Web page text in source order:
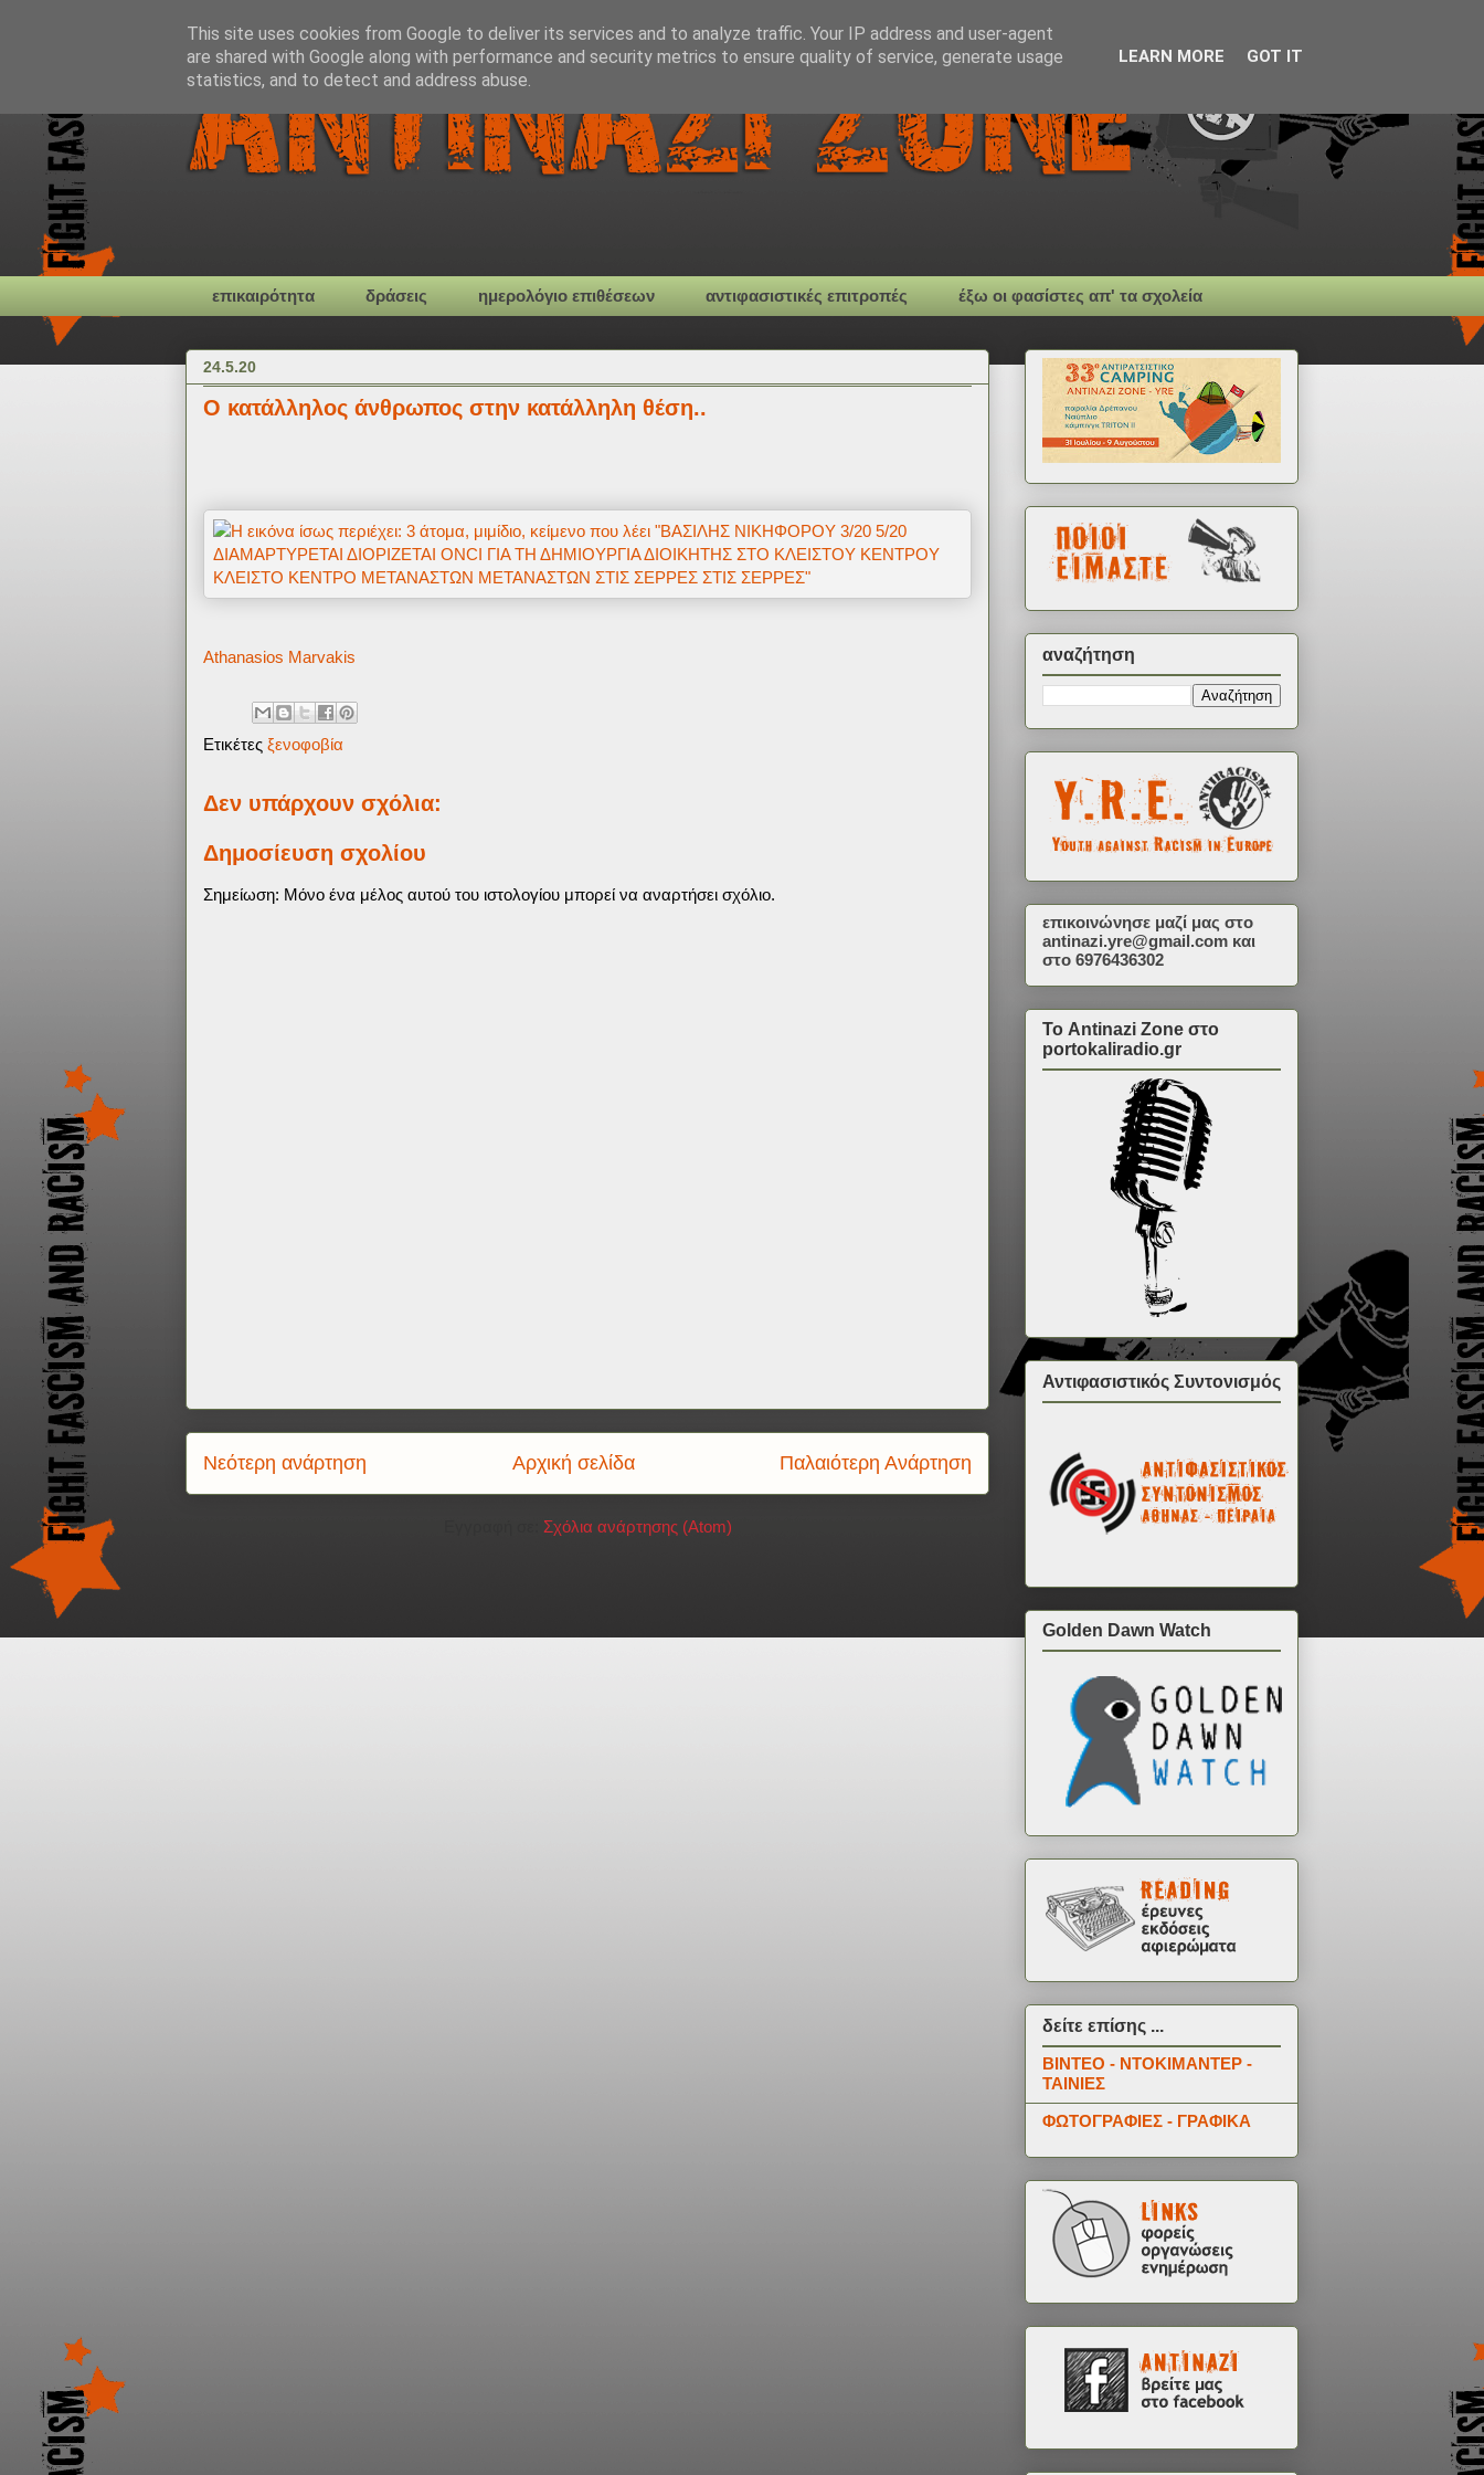
επικαιρότητα δράσεις ημερολόγιο επιθέσεων αντιφασιστικές επιτροπές έξω οι φασίστες απ' τα σχολεία
24.5.20
Ο κατάλληλος άνθρωπος στην κατάλληλη θέση..
Athanasios Marvakis
Ετικέτες ξενοφοβία
Δεν υπάρχουν σχόλια:
Δημοσίευση σχολίου
Σημείωση: Μόνο ένα μέλος αυτού του ιστολογίου μπορεί να αναρτήσει σχόλιο.
Νεότερη ανάρτηση Παλαιότερη Ανάρτηση
Αρχική σελίδα
Σχόλια ανάρτησης (Atom)
αναζήτηση
επικοινώνησε μαζί μας στο
antinazi.yre@gmail.com και
στο 6976436302
Το Antinazi Zone στο
portokaliradio.gr
Αντιφασιστικός Συντονισμός
Golden Dawn Watch
δείτε επίσης ...
ΒΙΝΤΕΟ - ΝΤΟΚΙΜΑΝΤΕΡ -
ΤΑΙΝΙΕΣ
ΦΩΤΟΓΡΑΦΙΕΣ - ΓΡΑΦΙΚΑ
This site uses cookies from Google to deliver its services and to analyze traffic. Your IP address and user-agent
are shared with Google along with performance and security metrics to ensure quality of service, generate usage
statistics, and to detect and address abuse.
LEARN MORE GOT IT